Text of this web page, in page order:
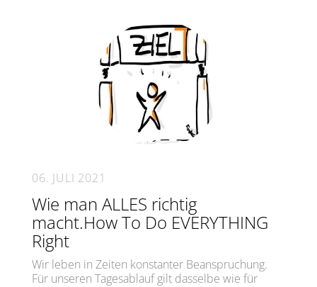
06. JULI 2021
Wie man ALLES richtig
macht.How To Do EVERYTHING
Right
Wir leben in Zeiten konstanter Beanspruchung.
Für unseren Tagesablauf gilt dasselbe wie für